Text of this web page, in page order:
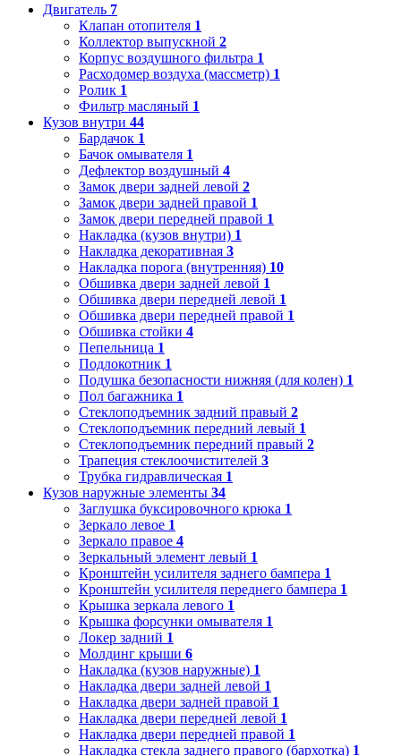
Двигатель 7
Клапан отопителя 1
Коллектор выпускной 2
Корпус воздушного фильтра 1
Расходомер воздуха (массметр) 1
Ролик 1
Фильтр масляный 1
Кузов внутри 44
Бардачок 1
Бачок омывателя 1
Дефлектор воздушный 4
Замок двери задней левой 2
Замок двери задней правой 1
Замок двери передней правой 1
Накладка (кузов внутри) 1
Накладка декоративная 3
Накладка порога (внутренняя) 10
Обшивка двери задней левой 1
Обшивка двери передней левой 1
Обшивка двери передней правой 1
Обшивка стойки 4
Пепельница 1
Подлокотник 1
Подушка безопасности нижняя (для колен) 1
Пол багажника 1
Стеклоподъемник задний правый 2
Стеклоподъемник передний левый 1
Стеклоподъемник передний правый 2
Трапеция стеклоочистителей 3
Трубка гидравлическая 1
Кузов наружные элементы 34
Заглушка буксировочного крюка 1
Зеркало левое 1
Зеркало правое 4
Зеркальный элемент левый 1
Кронштейн усилителя заднего бампера 1
Кронштейн усилителя переднего бампера 1
Крышка зеркала левого 1
Крышка форсунки омывателя 1
Локер задний 1
Молдинг крыши 6
Накладка (кузов наружные) 1
Накладка двери задней левой 1
Накладка двери задней правой 1
Накладка двери передней левой 1
Накладка двери передней правой 1
Накладка стекла заднего правого (бархотка) 1